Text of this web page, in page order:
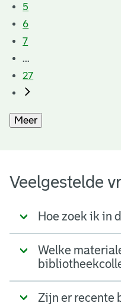
5
6
7
...
27
Meer
Veelgestelde
Hoe zoek ik in
Welke
Zijn er recente